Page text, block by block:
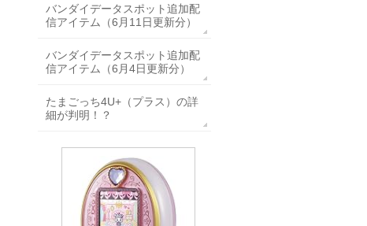
バンダイデータスポット追加配
信アイテム（6月11日更新分）
バンダイデータスポット追加配
信アイテム（6月4日更新分）
たまごっち4U+（プラス）の詳
細が判明！？